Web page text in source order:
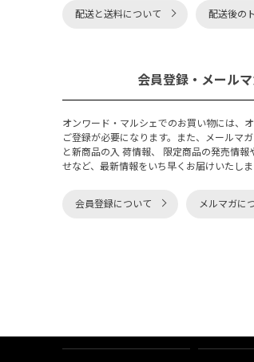
配送と送料について 配送後の
会員登録・メール
オンワード・マルシェでのお買い物には、
ご登録が必要になります。また、メールマ
と新商品の入 荷情報、 限定商品の発売情報
せなど、最新情報をいち早くお届けいたしま
会員登録について メルマガに